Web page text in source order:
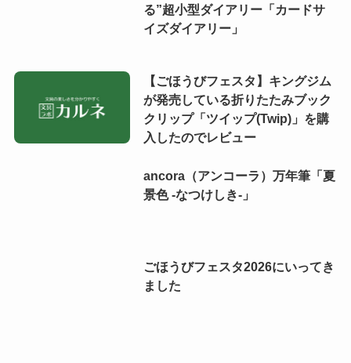
る”超小型ダイアリー「カードサ
イズダイアリー」
【ごほうびフェスタ】キングジム
が発売している折りたたみブック
クリップ「ツイップ(Twip)」を購
入したのでレビュー
ancora（アンコーラ）万年筆「夏
景色 -なつけしき-」
ごほうびフェスタ2026にいってき
ました